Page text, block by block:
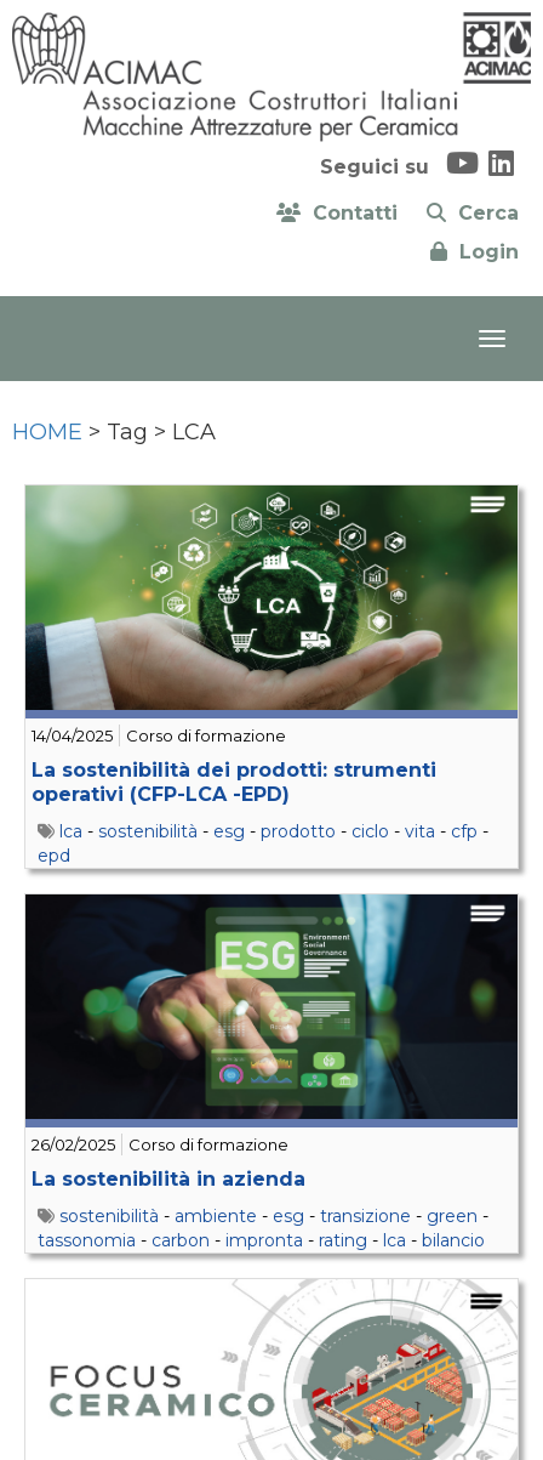
Seguici su
Contatti
Cerca
Login
HOME > Tag > LCA
14/04/2025 Corso di formazione
La sostenibilità dei prodotti: strumenti
operativi (CFP-LCA -EPD)
lca - sostenibilità - esg - prodotto - ciclo - vita - cfp -
epd
26/02/2025 Corso di formazione
La sostenibilità in azienda
sostenibilità - ambiente - esg - transizione - green -
tassonomia - carbon - impronta - rating - lca - bilancio